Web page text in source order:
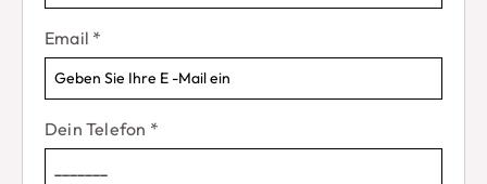
Email *
Dein Telefon *
bestens gerüstet.
Aber was das 18-teilige Platinum Professional
Multifunktions-Make-up-Pinselset von BS-MALL
wirklich von der Konkurrenz abhebt, ist sein
Engagement für die individuelle Anpassung.
Wir glauben, dass das Auftragen von Make-up Ihre